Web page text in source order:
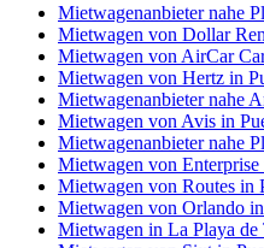
Mietwagenanbieter nahe
Mietwagen von Dollar
Mietwagen von AirCar
Mietwagen von Hertz in
Mietwagenanbieter nahe
Mietwagen von Avis in
Mietwagenanbieter nahe
Mietwagen von
Mietwagen von Routes in
Mietwagen von Orlando
Mietwagen in La Playa de